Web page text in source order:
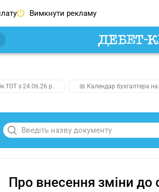
Вимкнути рекламу
ТОТ з 24.06.26 р. 📅 Календар бухгалтера
Про внесення зміни до